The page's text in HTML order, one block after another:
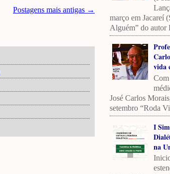
Postagens mais antigas →
março em Jacareí
Alguém” do autor
vida
Com
José Carlos
setembro “Roda
I
na